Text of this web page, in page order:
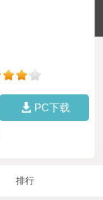
PC下载
排行